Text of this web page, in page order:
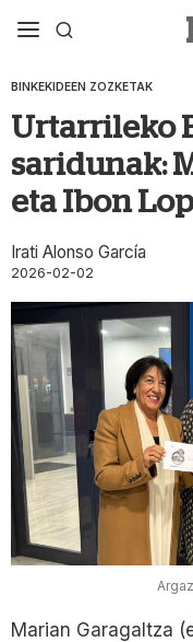
BINKEKIDEEN ZOZKETAK
Urtarrileko
saridunak:
eta Ibon
Irati Alonso García
2026-02-02
Marian Garagaltza